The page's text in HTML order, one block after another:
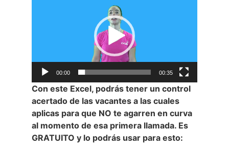
00:00 00:35
Con este Excel, podrás tener un control
acertado de las vacantes a las cuales
aplicas para que NO te agarren en curva
al momento de esa primera llamada. Es
GRATUITO y lo podrás usar para esto: